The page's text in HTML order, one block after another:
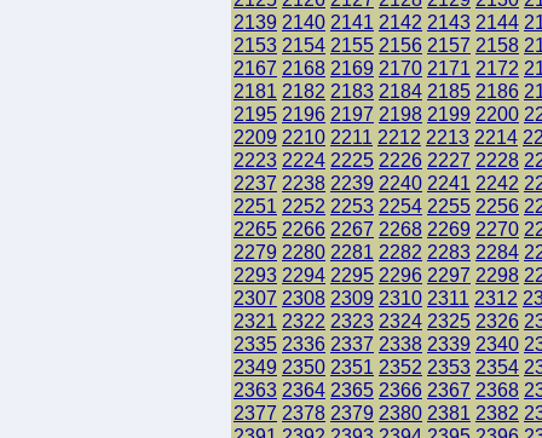
2139 2140 2141 2142 2143 2144
2153 2154 2155 2156 2157 2158
2167 2168 2169 2170 2171 2172
2181 2182 2183 2184 2185 2186
2195 2196 2197 2198 2199 2200
2209 2210 2211 2212 2213 2214
2223 2224 2225 2226 2227 2228
2237 2238 2239 2240 2241 2242
2251 2252 2253 2254 2255 2256
2265 2266 2267 2268 2269 2270
2279 2280 2281 2282 2283 2284
2293 2294 2295 2296 2297 2298
2307 2308 2309 2310 2311 2312
2321 2322 2323 2324 2325 2326
2335 2336 2337 2338 2339 2340
2349 2350 2351 2352 2353 2354
2363 2364 2365 2366 2367 2368
2377 2378 2379 2380 2381 2382